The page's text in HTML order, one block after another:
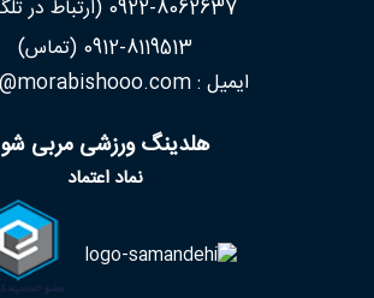
0922-8062637 (ارتباط در تلگرام)
0912-8119513 (تماس)
ایمیل : info@morabishooo.com
هلدینگ ورزشی مربی شو
نماد اعتماد